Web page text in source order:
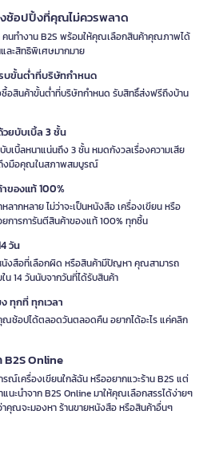
งช้อปปิ้งที่คุณไม่ควรพลาด
คนทำงาน B2S พร้อมให้คุณเลือกสินค้าคุณภาพได้
ละสิทธิพิเศษมากมาย
บขั้นต่ำที่บริษัทกำหนด
อสินค้าขั้นต่ำที่บริษัทกำหนด รับสิทธิ์ส่งฟรีถึงบ้าน
ยบับเบิ้ล 3 ชั้น
เบิ้ลหนาแน่นถึง 3 ชั้น หมดกังวลเรื่องความเสีย
งมือคุณในสภาพสมบูรณ์
ของแท้ 100%
ากหลาย ไม่ว่าจะเป็นหนังสือ เครื่องเขียน หรือ
การการันตีสินค้าของแท้ 100% ทุกชิ้น
วัน
หนังสือที่เลือกผิด หรือสินค้ามีปัญหา คุณสามารถ
น 14 วันนับจากวันที่ได้รับสินค้า
ทุกที่ ทุกเวลา
ณช้อปได้ตลอดวันตลอดคืน อยากได้อะไร แค่คลิก
B2S Online
ณ์เครื่องเขียนใกล้ฉัน หรืออยากแวะร้าน B2S แต่
แนะนำจาก B2S Online มาให้คุณเลือกสรรได้ง่ายๆ
คุณจะมองหา ร้านขายหนังสือ หรือสินค้าอื่นๆ